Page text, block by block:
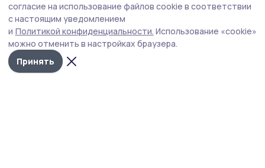
согласие на использование файлов cookie в соответствии
с настоящим уведомлением
и Политикой конфиденциальности. Использование «cookie»
можно отменить в настройках браузера.
Принять